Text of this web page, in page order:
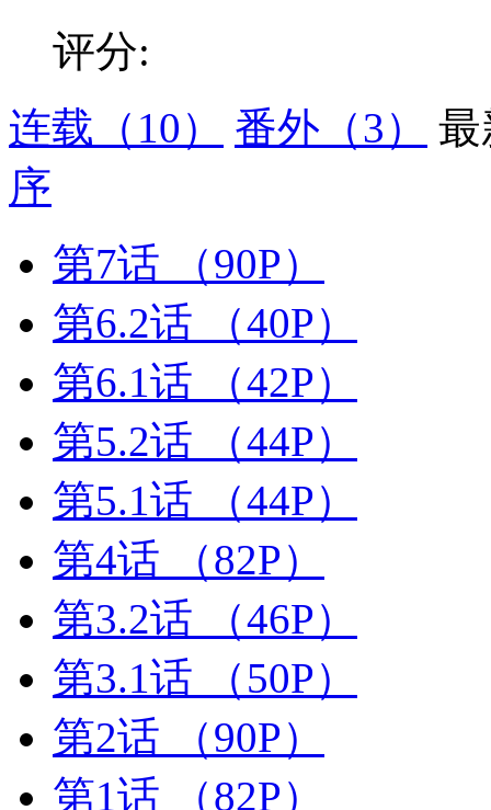
评分:
连载 （10） 番外 （3）
最
序
第7话
（90P）
第6.2话
（40P）
第6.1话
（42P）
第5.2话
（44P）
第5.1话
（44P）
第4话
（82P）
第3.2话
（46P）
第3.1话
（50P）
第2话
（90P）
第1话
（82P）